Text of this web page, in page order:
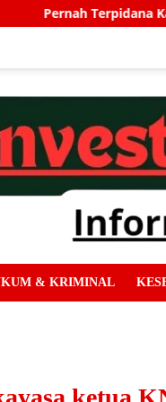
Korupsi, Suami ks SDN
& KRIMINAL